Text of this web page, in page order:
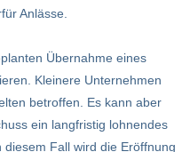
Anlässe.
Übernahme eines
Kleinere Unternehmen
betroffen. Es kann aber
ein langfristig lohnendes
Fall wird die Eröffnung